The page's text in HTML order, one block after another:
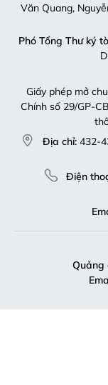
Văn Quang,
Phó Tổng Thư ký
Giấy phép mở
Chính số 29/GP-
Địa chỉ: 432-
Điện
Quảng